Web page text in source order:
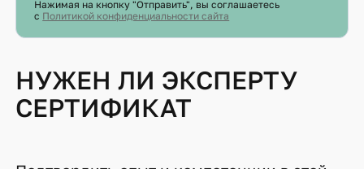
Нажимая на кнопку "Отправить", вы соглашаетесь
с Политикой конфиденциальности сайта
НУЖЕН ЛИ ЭКСПЕРТУ
СЕРТИФИКАТ